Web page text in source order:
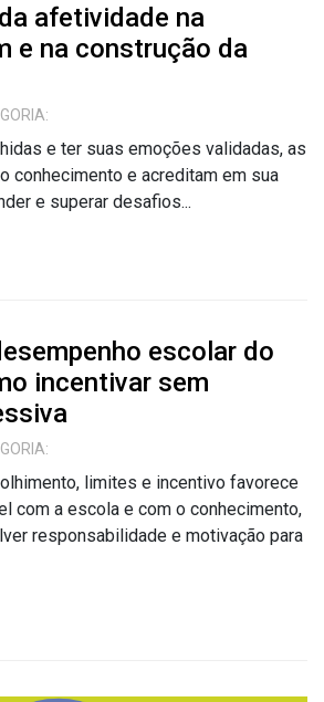
afetividade na
e na construção da
e ter suas emoções validadas, as
conhecimento e acreditam em sua
e superar desafios...
escolar do
incentivar sem
limites e incentivo favorece
com a escola e com o conhecimento,
responsabilidade e motivação para